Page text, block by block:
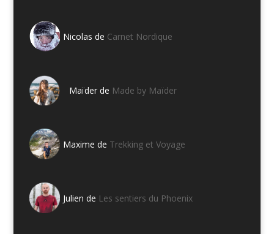
Nicolas de Carnet Nordique
Maïder de Made by Maïder
Maxime de Trekking et Voyage
Julien de Les sentiers du Phoenix